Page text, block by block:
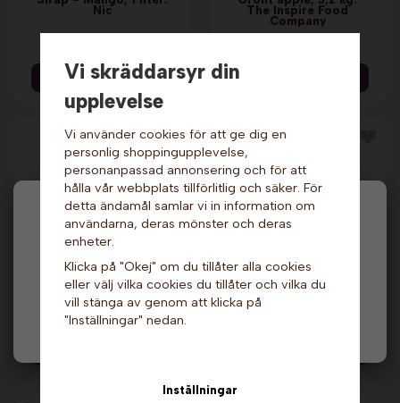
Hej och välkommen till Gottes!
Hos oss får alla handla men välj privatperson (inkl.
moms) eller företag (exkl. moms) för hur våra priser
ska visas.
Privat
Nic
Info & Köp
The Inspire Food
Company
Sirap - Blåbär, 700
ml. Naturera
129 kr
Hallonsås - 900 ml.
Lindahls
Vi skräddarsyr din
upplevelse
Vi använder cookies för att ge dig en
personlig shoppingupplevelse,
personanpassad annonsering och för att
hålla vår webbplats tillförlitlig och säker. För
detta ändamål samlar vi in information om
användarna, deras mönster och deras
enheter.
Klicka på "Okej" om du tillåter alla cookies
eller välj vilka cookies du tillåter och vilka du
vill stänga av genom att klicka på
"Inställningar" nedan.
Inställningar